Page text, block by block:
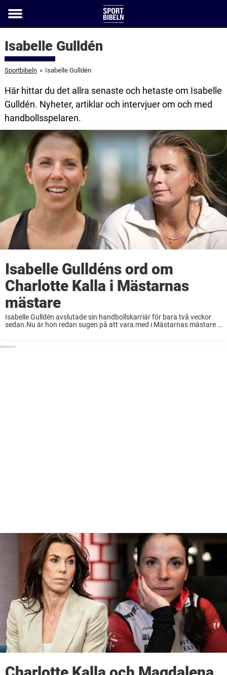
Toggle
Isabelle Gulldén
Sportbibeln » Isabelle Gulldén
Här hittar du det allra senaste och hetaste om Isabelle
Gulldén. Nyheter, artiklar och intervjuer om och med
handbollsspelaren.
Isabelle Gulldéns ord om
Charlotte Kalla i Mästarnas
mästare
Isabelle Gulldén avslutade sin handbollskarriär för bara två veckor
sedan.Nu är hon redan sugen på att vara med i Mästarnas mästare –